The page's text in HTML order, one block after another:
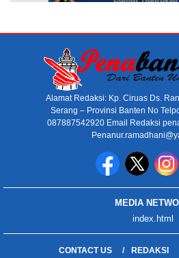
Alamat Redaksi: Kp. Ciruas Ds.
Serang – Provinsi Banten No
087887542920 Email Redaksi
MEDIA
index.html
CONTACT US REDAKSI